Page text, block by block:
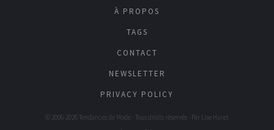
À PROPOS
TAGS
CONTACT
NEWSLETTER
PRIVACY POLICY
© 2006-2026 Tendances de Mode - Tous droits réservés - Par Lise Huret